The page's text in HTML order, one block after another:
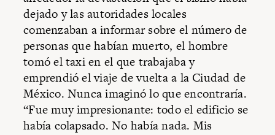
dejado y las autoridades locales
comenzaban a informar sobre el número de
personas que habían muerto, el hombre
tomó el taxi en el que trabajaba y
emprendió el viaje de vuelta a la Ciudad de
México. Nunca imaginó lo que encontraría.
“Fue muy impresionante: todo el edificio se
había colapsado. No había nada. Mis